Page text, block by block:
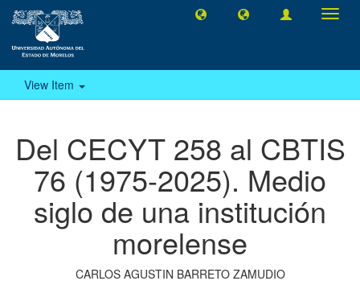
View Item
Del CECYT 258 al CBTIS
76 (1975-2025). Medio
siglo de una institución
morelense
CARLOS AGUSTIN BARRETO ZAMUDIO